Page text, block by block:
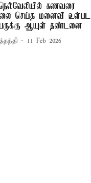
கணவரை
செய்த மனைவி உள்பட
ஆயுள் தண்டனை
11 Feb 2026